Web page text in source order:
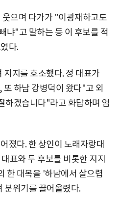
으며 다가가 "이광재하고도
냐"고 말하는 등 이 후보를 적
다.
지지를 호소했다. 정 대표가
하남 강병덕이 왔다"고 외
하겠습니다"라고 화답하며 엄
졌다. 한 상인이 노래자랑대
표와 두 후보를 비롯한 지지
한 대목을 '하남에서 살으렵
분위기를 끌어올렸다.